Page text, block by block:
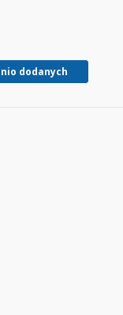
dodanych